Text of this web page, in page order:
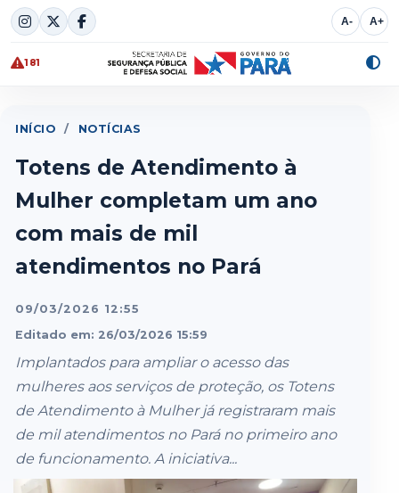
Skip
to
content
A- A+
181
INÍCIO / NOTÍCIAS
Totens de Atendimento à
Mulher completam um ano
com mais de mil
atendimentos no Pará
09/03/2026 12:55
Editado em: 26/03/2026 15:59
Implantados para ampliar o acesso das
mulheres aos serviços de proteção, os Totens
de Atendimento à Mulher já registraram mais
de mil atendimentos no Pará no primeiro ano
de funcionamento. A iniciativa...